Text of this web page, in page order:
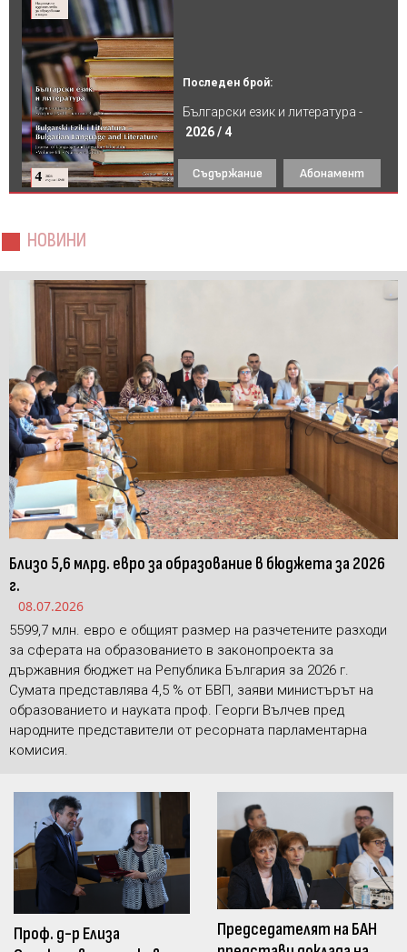
Последен брой:
Български език и литература -
2026 / 4
Съдържание Абонамент
НОВИНИ
Близо 5,6 млрд. евро за образование в бюджета за 2026
г.
08.07.2026
5599,7 млн. евро е общият размер на разчетените разходи
за сферата на образованието в законопроекта за
държавния бюджет на Република България за 2026 г.
Сумата представлява 4,5 % от БВП, заяви министърът на
образованието и науката проф. Георги Вълчев пред
народните представители от ресорната парламентарна
комисия.
Проф. д-р Елиза
Председателят на БАН